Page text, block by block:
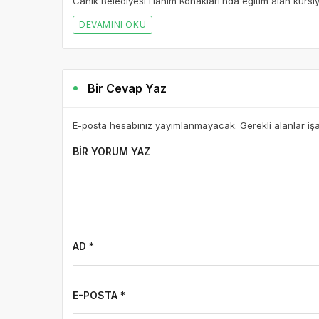
DEVAMINI OKU
Bir Cevap Yaz
E-posta hesabınız yayımlanmayacak. Gerekli alanlar
BIR YORUM YAZ
AD *
E-POSTA *